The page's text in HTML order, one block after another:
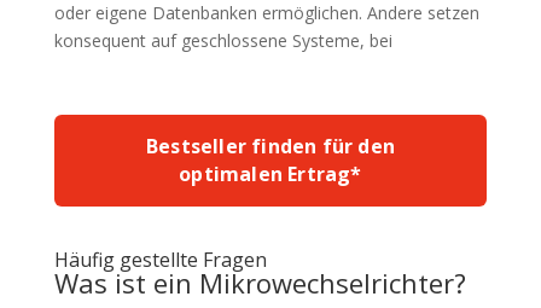
oder eigene Datenbanken ermöglichen. Andere setzen
konsequent auf geschlossene Systeme, bei
Bestseller finden für den
optimalen Ertrag*
Häufig gestellte Fragen
Was ist ein Mikrowechselrichter?